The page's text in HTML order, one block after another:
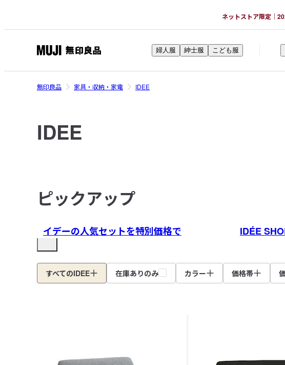
ネットストア限定｜
印
良
ッ
ト
婦人服 紳士服 こども服
無印良品 家具・収納・家電 IDEE
IDEE
ピックアップ
イデーの人気セットを特別価格で IDÉE
すべてのIDEE 在庫ありのみ カラー 価格帯